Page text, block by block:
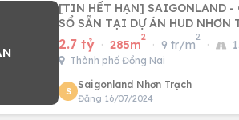
[TIN HẾT HẠN] SAIGONLAND -
SỔ SẴN TẠI DỰ ÁN HUD
2.7 tỷ · 285m
2
· 9 tr/m
2
·
Thành phố Đồng Nai
S
Saigonland Nhơn Trạch
Đăng 16/07/2024